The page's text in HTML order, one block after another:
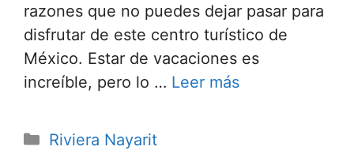
razones que no puedes dejar pasar para
disfrutar de este centro turístico de
México. Estar de vacaciones es
increíble, pero lo … Leer más
Categorías
Riviera Nayarit